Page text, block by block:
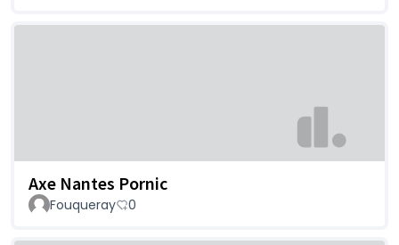
Axe Nantes Pornic
Fouqueray 0